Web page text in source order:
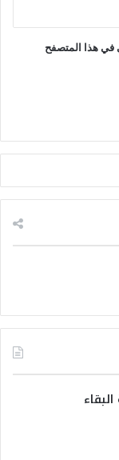
في هذا المتصفح